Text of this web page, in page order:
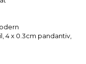
4 x 0.3cm pandantiv,